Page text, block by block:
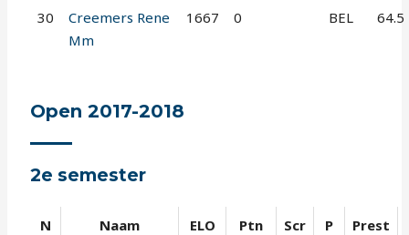
30
Creemers Rene
Mm
1667 0 BEL 64.5
Open 2017-2018
2e semester
N Naam ELO Ptn Scr P Prest